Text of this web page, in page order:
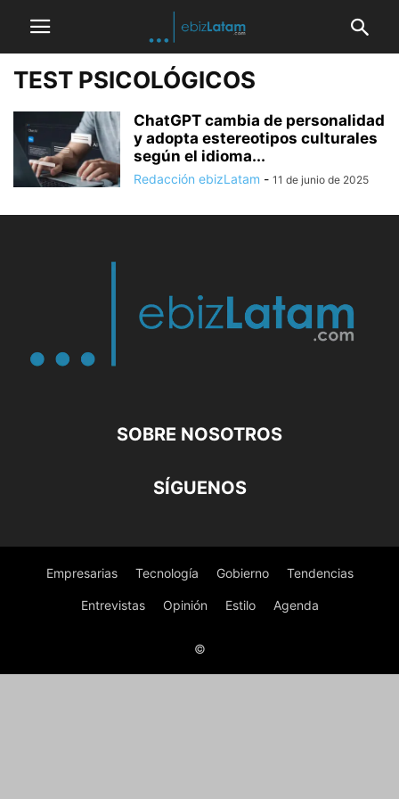
TEST PSICOLÓGICOS
ChatGPT cambia de personalidad
y adopta estereotipos culturales
según el idioma...
Redacción ebizLatam - 11 de junio de 2025
SOBRE NOSOTROS
SÍGUENOS
Empresarias Tecnología Gobierno Tendencias
Entrevistas Opinión Estilo Agenda
©